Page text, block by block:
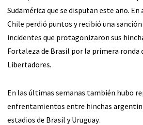
Sudamérica que se disputan este año.
Chile perdió puntos y recibió una
incidentes que protagonizaron sus
Fortaleza de Brasil por la primera ronda
Libertadores.
En las últimas semanas también hubo
enfrentamientos entre hinchas
estadios de Brasil y Uruguay.